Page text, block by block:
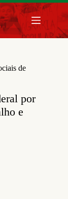
de
por
e